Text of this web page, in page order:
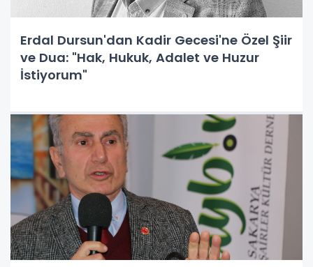
Erdal Dursun'dan Kadir Gecesi'ne Özel Şiir
ve Dua: "Hak, Hukuk, Adalet ve Huzur
İstiyorum"